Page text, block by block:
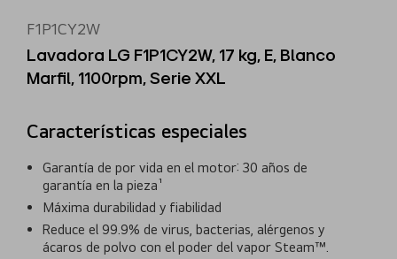
F1P1CY2W
Lavadora LG F1P1CY2W, 17 kg, E, Blanco
Marfil, 1100rpm, Serie XXL
Características especiales
Garantía de por vida en el motor: 30 años de
garantía en la pieza¹
Máxima durabilidad y fiabilidad
Reduce el 99.9% de virus, bacterias, alérgenos y
ácaros de polvo con el poder del vapor Steam™.